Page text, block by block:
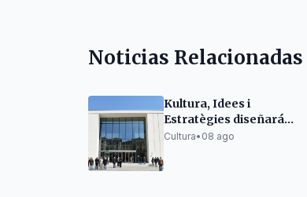
Noticias Relacionadas
Kultura, Idees i
Estratègies diseñará
el nuevo Museu d'Art
Cultura• 08 ago